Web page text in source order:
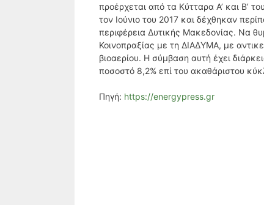
προέρχεται από τα Κύτταρα Α’ και Β’
τον Ιούνιο του 2017 και δέχθηκαν
περιφέρεια Δυτικής Μακεδονίας. Να
Κοινοπραξίας με τη ΔΙΑΔΥΜΑ, με
βιοαερίου. Η σύμβαση αυτή έχει
ποσοστό 8,2% επί του ακαθάριστου
Πηγή: https://energypress.gr